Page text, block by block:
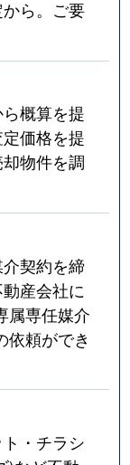
ら。ご要
概算を提
価格を提
物件を調
契約を締
産会社に
属専任媒介
依頼ができ
・チラシ